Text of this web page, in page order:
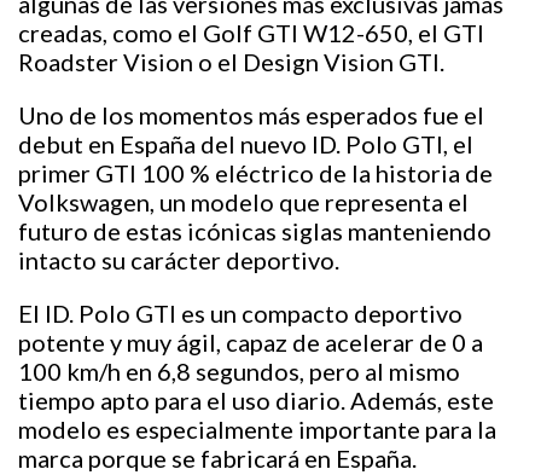
creadas, como el Golf GTI W12-650, el GTI
Roadster Vision o el Design Vision GTI.
Uno de los momentos más esperados fue el
debut en España del nuevo ID. Polo GTI, el
primer GTI 100 % eléctrico de la historia de
Volkswagen, un modelo que representa el
futuro de estas icónicas siglas manteniendo
intacto su carácter deportivo.
El ID. Polo GTI es un compacto deportivo
potente y muy ágil, capaz de acelerar de 0 a
100 km/h en 6,8 segundos, pero al mismo
tiempo apto para el uso diario. Además, este
modelo es especialmente importante para la
marca porque se fabricará en España.